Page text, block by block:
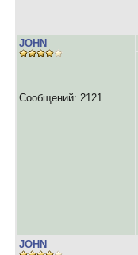
JOHN
Сообщений: 2121
JOHN